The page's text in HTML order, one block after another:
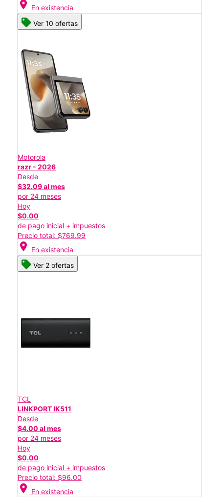
location_on En existencia
Ver 10 ofertas
Motorola
razr - 2026
Desde
$32.09 al mes
por 24 meses
Hoy
$0.00
de pago inicial + impuestos
Precio total: $769.99
location_on En existencia
Ver 2 ofertas
TCL
LINKPORT IK511
Desde
$4.00 al mes
por 24 meses
Hoy
$0.00
de pago inicial + impuestos
Precio total: $96.00
location_on En existencia